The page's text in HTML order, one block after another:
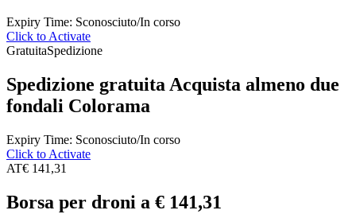
Expiry Time: Sconosciuto/In corso
Click to Activate
GratuitaSpedizione
Spedizione gratuita Acquista almeno due
fondali Colorama
Expiry Time: Sconosciuto/In corso
Click to Activate
AT€ 141,31
Borsa per droni a € 141,31